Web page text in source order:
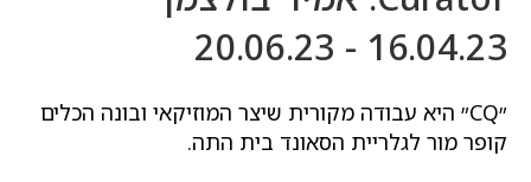
16.04.23 - 20.06.23
״CQ״ היא עבודה מקורית שיצר המוזיקאי ובונה הכלים
קופר מור לגלריית הסאונד בית התה.